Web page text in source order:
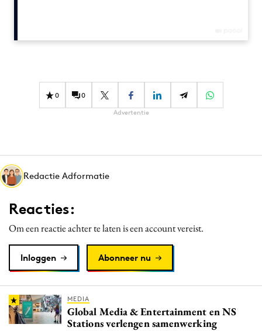
Effectiviteit
Interne communicatie
Martech
Merkstrategie
PR
Programmatic
Purpose Marketing
0 0
Advertentie
Redactie Adformatie
Reacties:
Om een reactie achter te laten is een account vereist.
Inloggen Abonneer nu
MEDIA
Global Media & Entertainment en NS
Stations verlengen samenwerking